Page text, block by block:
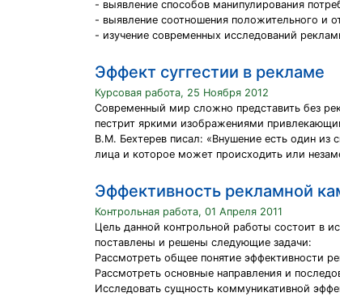
- выявление способов манипулирования
- выявление соотношения положительного и
- изучение современных исследований
Эффект суггестии в рекламе
Курсовая работа, 25 Ноября 2012
Современный мир сложно представить без
пестрит яркими изображениями
В.М. Бехтерев писал: «Внушение есть один из
лица и которое может происходить или
Эффективность рекламной
Контрольная работа, 01 Апреля 2011
Цель данной контрольной работы состоит в
поставлены и решены следующие задачи:
Рассмотреть общее понятие эффективности
Рассмотреть основные направления и
Исследовать сущность коммуникативной